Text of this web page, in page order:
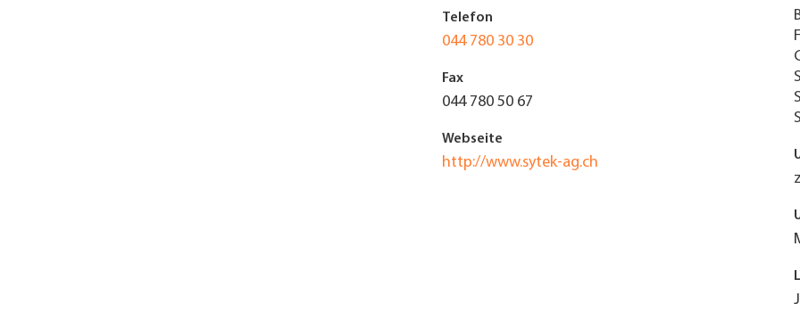
Telefon
044 780 30 30
Fax
044 780 50 67
Webseite
http://www.sytek-ag.ch